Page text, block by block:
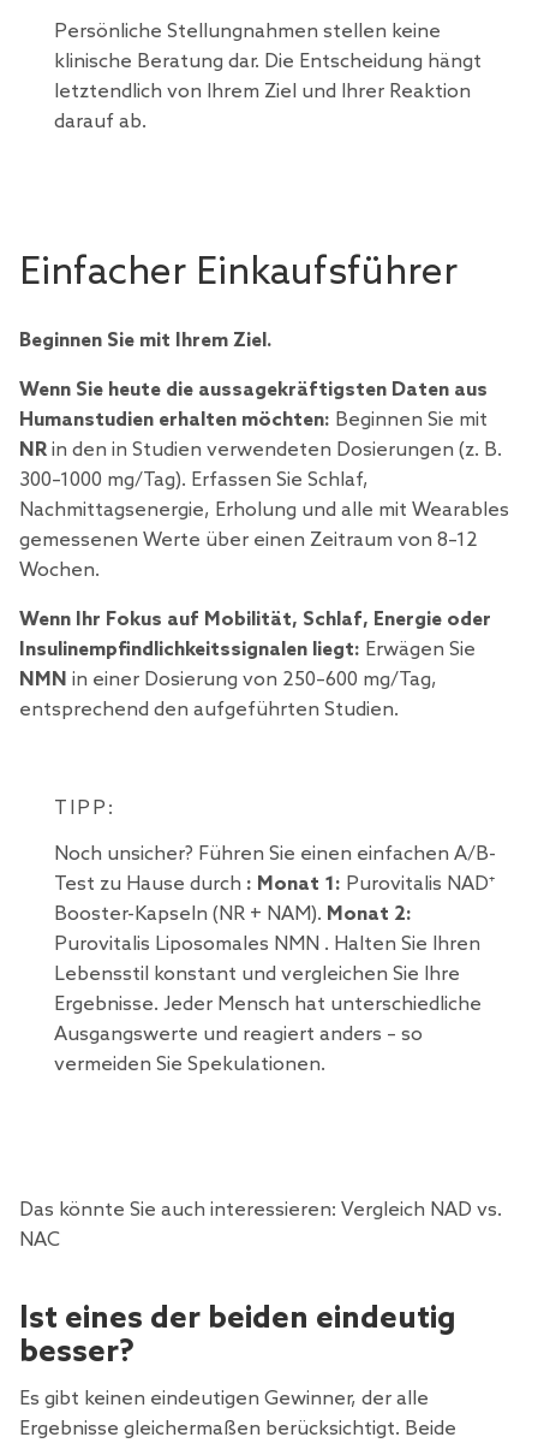
Persönliche Stellungnahmen stellen keine
klinische Beratung dar. Die Entscheidung hängt
letztendlich von Ihrem Ziel und Ihrer Reaktion
darauf ab.
Einfacher Einkaufsführer
Beginnen Sie mit Ihrem Ziel.
Wenn Sie heute die aussagekräftigsten Daten aus
Humanstudien erhalten möchten: Beginnen Sie mit
NR in den in Studien verwendeten Dosierungen (z. B.
300–1000 mg/Tag). Erfassen Sie Schlaf,
Nachmittagsenergie, Erholung und alle mit Wearables
gemessenen Werte über einen Zeitraum von 8–12
Wochen.
Wenn Ihr Fokus auf Mobilität, Schlaf, Energie oder
Insulinempfindlichkeitssignalen liegt: Erwägen Sie
NMN in einer Dosierung von 250–600 mg/Tag,
entsprechend den aufgeführten Studien.
TIPP:
Noch unsicher? Führen Sie einen einfachen A/B-
Test zu Hause durch : Monat 1: Purovitalis NAD⁺
Booster-Kapseln (NR + NAM). Monat 2:
Purovitalis Liposomales NMN . Halten Sie Ihren
Lebensstil konstant und vergleichen Sie Ihre
Ergebnisse. Jeder Mensch hat unterschiedliche
Ausgangswerte und reagiert anders – so
vermeiden Sie Spekulationen.
Das könnte Sie auch interessieren: Vergleich NAD vs.
NAC
Ist eines der beiden eindeutig
besser?
Es gibt keinen eindeutigen Gewinner, der alle
Ergebnisse gleichermaßen berücksichtigt. Beide